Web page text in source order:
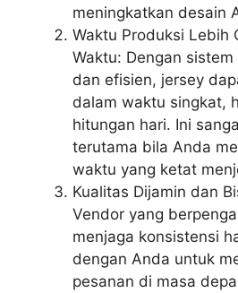
meningkatkan desain
Waktu Produksi Lebih
Waktu: Dengan
dan efisien, jersey
dalam waktu singkat,
hitungan hari. Ini
terutama bila Anda
waktu yang ketat
Kualitas Dijamin dan
Vendor yang
menjaga konsistensi
dengan Anda untuk
pesanan di masa